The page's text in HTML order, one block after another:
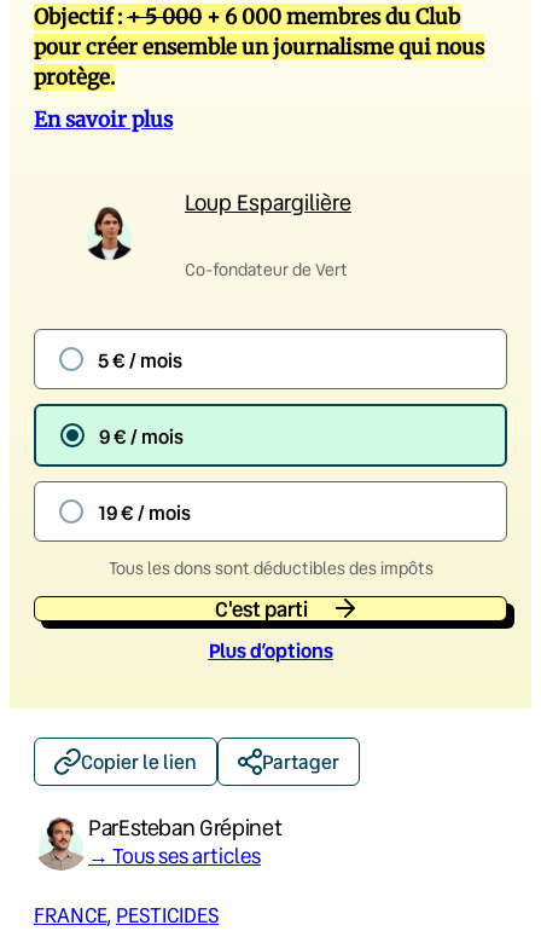
Objectif :+ 5 000 + 6 000 membres du Club
pour créer ensemble un journalisme qui nous
protège.
En savoir plus
Loup Espargilière
Co-fondateur de Vert
5 € / mois
9 € / mois
19 € / mois
Tous les dons sont déductibles des impôts
C'est parti
Plus d’options
Copier le lien Partager
ParEsteban Grépinet
→ Tous ses articles
FRANCE, PESTICIDES